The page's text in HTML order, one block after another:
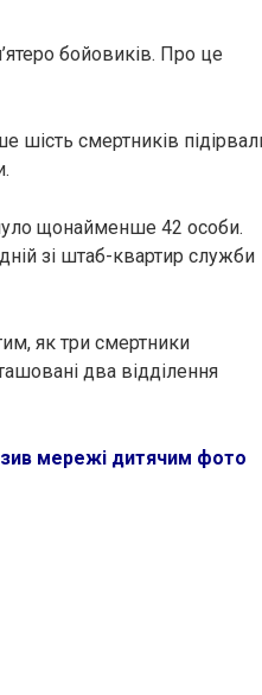
бойовиків. Про це
шість смертників
щонайменше 42 особи.
зі штаб-квартир служби
як три смертники
два відділення
мережі дитячим фото